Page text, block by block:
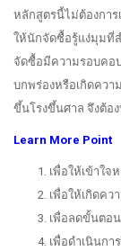
หลักสูตรนี้ไม่ต้องกา
ให้นักจัดซื้อรู้แง่มุมที่
จัดซื้อมีความรอบคอ
บกพร่องหรือเกิดควา
ขึ้นโรงขึ้นศาล จึงต้อ
Learn More Point
เพื่อให้เข้าใ
เพื่อให้เกิดคว
เพื่อลดขั้นตอ
เพื่อดำเนินก